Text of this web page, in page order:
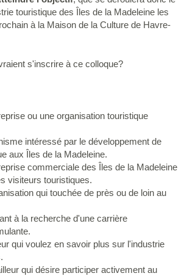
touristique des Îles de la Madeleine les
à la Maison de la Culture de Havre-
s'inscrire à ce colloque?
ou une organisation touristique
intéressé par le développement de
aux Îles de la Madeleine.
commerciale des Îles de la Madeleine
visiteurs touristiques.
qui touchée de près ou de loin au
à la recherche d'une carrière
qui voulez en savoir plus sur l'industrie
qui désire participer activement au